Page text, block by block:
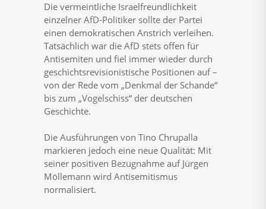
Die vermeintliche Israelfreundlichkeit
einzelner AfD-Politiker sollte der Partei
einen demokratischen Anstrich verleihen.
Tatsächlich war die AfD stets offen für
Antisemiten und fiel immer wieder durch
geschichtsrevisionistische Positionen auf –
von der Rede vom „Denkmal der Schande“
bis zum „Vogelschiss“ der deutschen
Geschichte.
Die Ausführungen von Tino Chrupalla
markieren jedoch eine neue Qualität: Mit
seiner positiven Bezugnahme auf Jürgen
Möllemann wird Antisemitismus
normalisiert.